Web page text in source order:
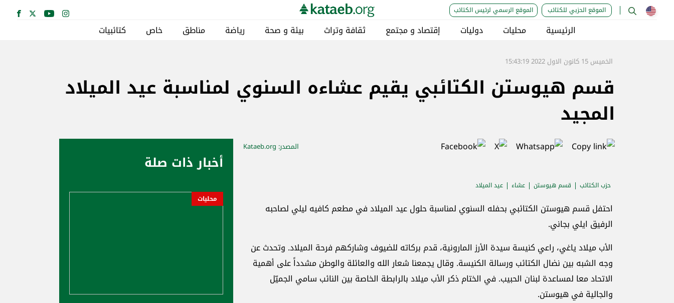
الموقع الحزبي للكتائب الموقع الرسمي لرئيس الكتائب
الرئيسية محليات دوليات إقتصاد و مجتمع ثقافة وتراث بيئة و صحة رياضة مناطق خاص كتائبيات
الخميس 15 كانون الاول 2022 15:43:19
قسم هيوستن الكتائبي يقيم عشاءه السنوي لمناسبة عيد الميلاد
المجيد
المصدر: Kataeb.org
حزب الكتائب قسم هيوستن عشاء عيد الميلاد
احتفل قسم هيوستن الكتائبي بحفله السنوي لمناسبة حلول عيد الميلاد في مطعم كافيه ليلي لصاحبه
الرفيق ايلي بجاني.
الأب ميلاد ياغي، راعي كنيسة سيدة الأرز المارونية، قدم بركاته للضيوف وشاركهم فرحة الميلاد. وتحدث عن
وجه الشبه بين نضال الكتائب ورسالة الكنيسة. وقال يجمعنا شعار الله والعائلة والوطن مشدداً على أهمية
الاتحاد معا لمساعدة لبنان الحبيب. في الختام ذكر الأب ميلاد بالرابطة الخاصة بين النائب سامي الجميّل
والجالية في هيوستن.
أخبار ذات صلة
محليات